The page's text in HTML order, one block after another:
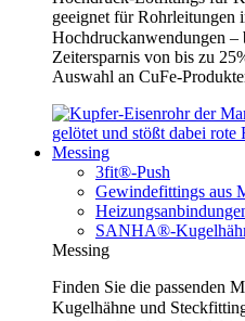
geeignet für Rohrleitungen
Hochdruckanwendungen
Zeitersparnis von bis zu
Auswahl an CuFe-
Messing
3fit®-Push
Gewindefittings aus
SANHA®-
Messing
Finden Sie die passenden
Kugelhähne und